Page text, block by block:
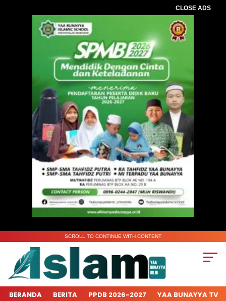
CLOSE ADS
SCROLL TO CONTINUE WITH CONTENT
BERANDA BERITA PPDB 2026-2027 YAA BUNAYYA TV